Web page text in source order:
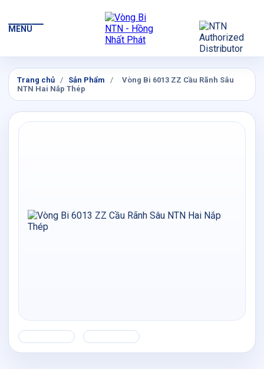
MENU
Trang chủ / Sản Phẩm /
Vòng Bi 6013 ZZ Cầu Rãnh Sâu
NTN Hai Nắp Thép